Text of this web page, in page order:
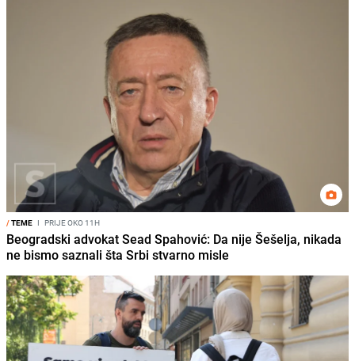
/TEME I PRIJE OKO 11H
Beogradski advokat Sead Spahović: Da nije Šešelja, nikada
ne bismo saznali šta Srbi stvarno misle